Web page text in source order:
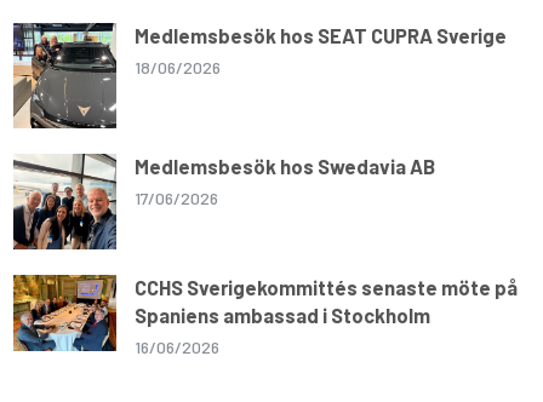
Medlemsbesök hos SEAT CUPRA Sverige
18/06/2026
Medlemsbesök hos Swedavia AB
17/06/2026
CCHS Sverigekommittés senaste möte på
Spaniens ambassad i Stockholm
16/06/2026